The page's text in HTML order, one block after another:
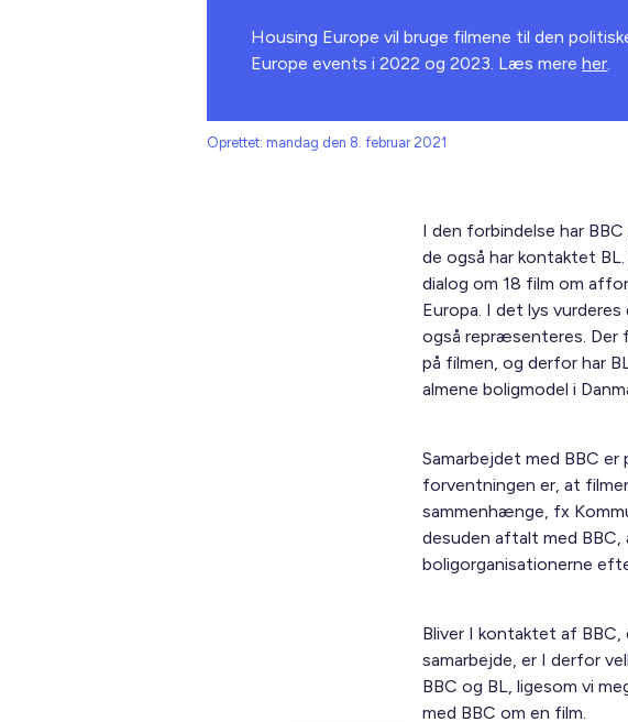
Housing Europe vil bruge filmene til den
Europe events i 2022 og 2023. Læs mereher.
Oprettet: mandag den 8. februar 2021
I den forbindelse har
de også har kontaktet
dialog om 18 film om
Europa. I det lys
også repræsenteres. Der
på filmen, og derfor har
almene boligmodel i
Samarbejdet med BBC
forventningen er, at
sammenhænge, fx
desuden aftalt med
boligorganisationerne
Bliver I kontaktet af
samarbejde, er I derfor
BBC og BL, ligesom vi
med BBC om en film.